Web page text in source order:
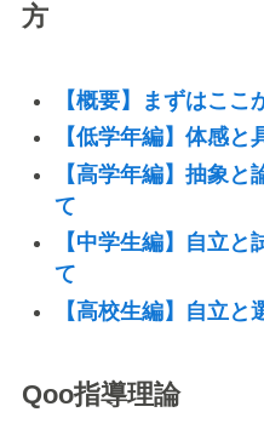
方
【概要】まずはここ
【低学年編】体感
【高学年編】抽象
て
【中学生編】自立
て
【高校生編】自立
Qoo指導理論